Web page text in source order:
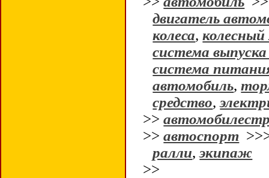
двигатель
колеса,колесный
система
система
автомобиль,
средство,
>>
>>автоспорт
ралли,экипаж
>>